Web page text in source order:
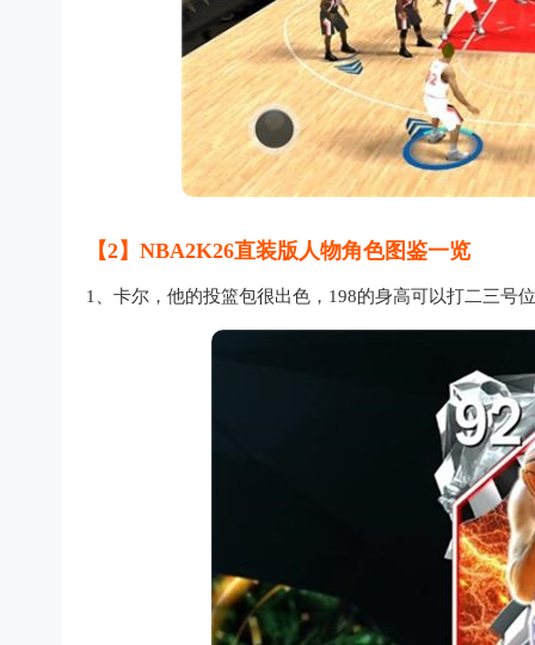
【2】NBA2K26直装版人物角色图鉴一览
1、卡尔，他的投篮包很出色，198的身高可以打二三号